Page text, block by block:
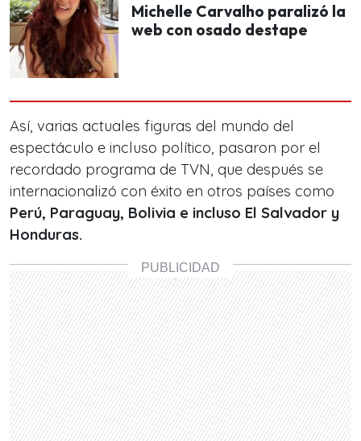
Michelle Carvalho paralizó la
web con osado destape
Así, varias actuales figuras del mundo del
espectáculo e incluso político, pasaron por el
recordado programa de TVN, que después se
internacionalizó con éxito en otros países como
Perú, Paraguay, Bolivia e incluso El Salvador y
Honduras.